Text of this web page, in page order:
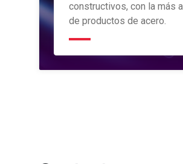
constructivos, con la más
de productos de acero.